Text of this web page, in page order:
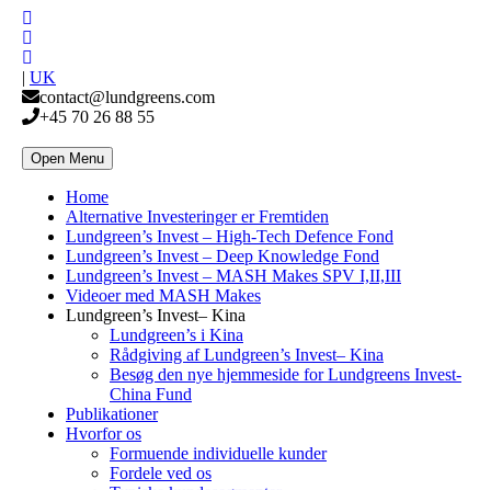
| UK
contact@lundgreens.com
+45 70 26 88 55
Open Menu
Home
Alternative Investeringer er Fremtiden
Lundgreen’s Invest – High-Tech Defence Fond
Lundgreen’s Invest – Deep Knowledge Fond
Lundgreen’s Invest – MASH Makes SPV I,II,III
Videoer med MASH Makes
Lundgreen’s Invest– Kina
Lundgreen’s i Kina
Rådgiving af Lundgreen’s Invest– Kina
Besøg den nye hjemmeside for Lundgreens Invest-
China Fund
Publikationer
Hvorfor os
Formuende individuelle kunder
Fordele ved os